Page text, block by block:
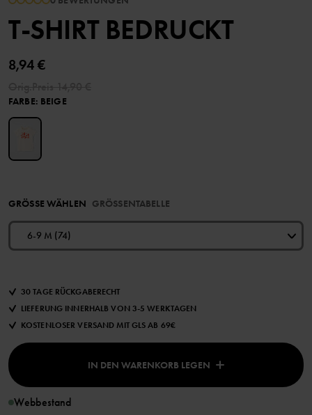
T-SHIRT BEDRUCKT
8,94 €
FARBE: BEIGE
GRÖSSE WÄHLEN GRÖSSENTABELLE
6-9 M (74)
30 TAGE RÜCKGABERECHT
LIEFERUNG INNERHALB VON 3-5 WERKTAGEN
KOSTENLOSER VERSAND MIT GLS AB 69€
IN DEN WARENKORB LEGEN
Webbestand